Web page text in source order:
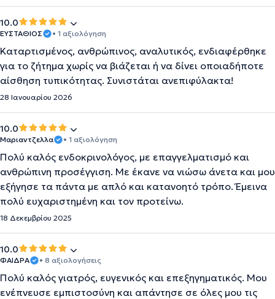
10.0
ΕΥΣΤΑΘΙΟΣ • 1 αξιολόγηση
Kαταρτισμένος, ανθρώπινος, αναλυτικός, ενδιαφέρθηκε
για το ζήτημα χωρίς να βιάζεται ή να δίνει οποιαδήποτε
αίσθηση τυπικότητας. Συνιστάται ανεπιφύλακτα!
28 Ιανουαρίου 2026
10.0
Μαριαντζελλα • 1 αξιολόγηση
Πολύ καλός ενδοκρινολόγος, με επαγγελματισμό και
ανθρώπινη προσέγγιση. Με έκανε να νιώσω άνετα και μου
εξήγησε τα πάντα με απλό και κατανοητό τρόπο. Έμεινα
πολύ ευχαριστημένη και τον προτείνω.
18 Δεκεμβρίου 2025
10.0
ΦΑΙΔΡΑ • 8 αξιολογήσεις
Πολύ καλός γιατρός, ευγενικός και επεξηγηματικός. Μου
ενέπνευσε εμπιστοσύνη και απάντησε σε όλες μου τις